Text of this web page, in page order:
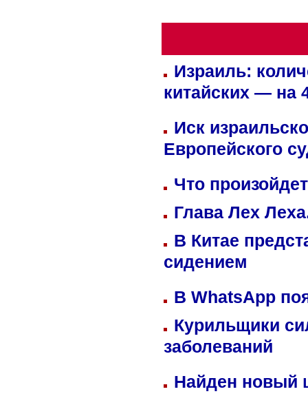
Израиль:
китайских — на
Иск
Европейского
Что
Глава Лех
В Китае
сидением
В WhatsApp
Курильщики
заболеваний
Найден